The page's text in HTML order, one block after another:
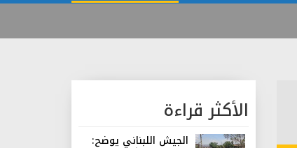
الأكثر قراءة
الجيش اللبناني يوضح: